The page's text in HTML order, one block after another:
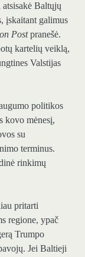
Baltųjų
įskaitant galimus
Postpranešė.
kartelių veiklą,
Valstijas
politikos
kovo mėnesį,
su
terminus.
rinkimų
pritarti
regione, ypač
Trumpo
Jei Baltieji